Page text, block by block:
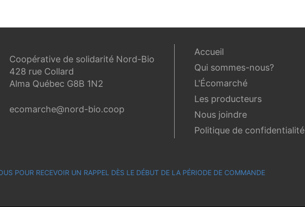
Coopérative de solidarité Nord-Bio
428 rue Collard
Alma Québec G8B 1N2
ecomarche@nord-bio.coop
Accueil
Qui sommes-nous?
L'Écomarché
Les producteurs
Nous joindre
Politique de confidentialité
POUR RECEVOIR UN RAPPEL DÈS LE DÉBUT DE LA PÉRIODE DE COMMANDE